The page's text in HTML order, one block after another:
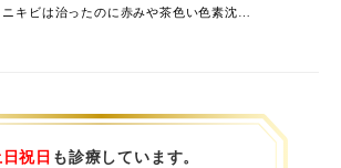
的？セルフケアと、クリニック治療の違い
ニキビは治ったのに赤みや茶色い色素沈…
祝日 も診療しています。